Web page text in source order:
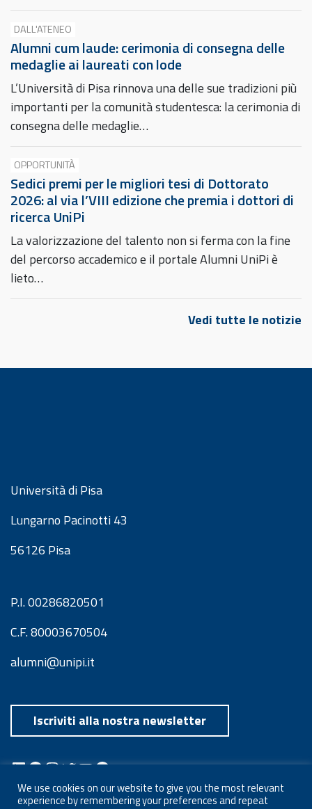
DALL'ATENEO
Alumni cum laude: cerimonia di consegna delle
medaglie ai laureati con lode
L’Università di Pisa rinnova una delle sue tradizioni più
importanti per la comunità studentesca: la cerimonia di
consegna delle medaglie…
OPPORTUNITÀ
Sedici premi per le migliori tesi di Dottorato
2026: al via l’VIII edizione che premia i dottori di
ricerca UniPi
La valorizzazione del talento non si ferma con la fine
del percorso accademico e il portale Alumni UniPi è
lieto…
Vedi tutte le notizie
Università di Pisa
Lungarno Pacinotti 43
56126 Pisa
P.I. 00286820501
C.F. 80003670504
alumni@unipi.it
Iscriviti alla nostra newsletter
LinkedIn Facebook InstagramTwitter YouTube Spotify Telegram
We use cookies on our website to give you the most relevant
experience by remembering your preferences and repeat